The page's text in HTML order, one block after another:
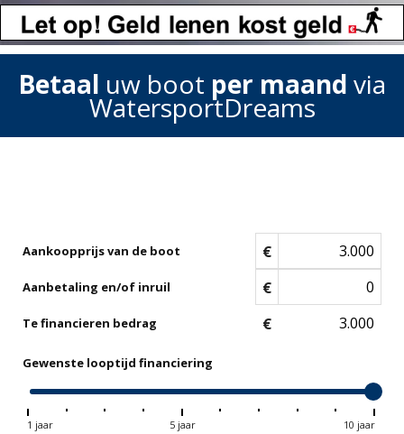
Betaal uw boot per maand via
WatersportDreams
Aankoopprijs van de boot €
Aanbetaling en/of inruil €
Te financieren bedrag €
Gewenste looptijd financiering
1 jaar 5 jaar 10 jaar